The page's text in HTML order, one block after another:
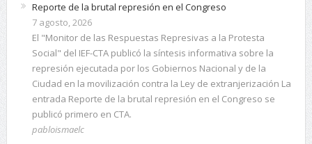
Reporte de la brutal represión en el Congreso
7 agosto, 2026
El "Monitor de las Respuestas Represivas a la Protesta
Social" del IEF-CTA publicó la síntesis informativa sobre la
represión ejecutada por los Gobiernos Nacional y de la
Ciudad en la movilización contra la Ley de extranjerización La
entrada Reporte de la brutal represión en el Congreso se
publicó primero en CTA.
pabloismaelc